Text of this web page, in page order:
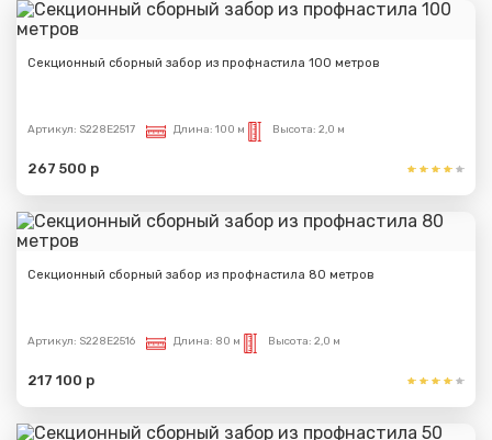
Секционный сборный забор из профнастила 100 метров
Артикул: S228E2517 Длина: 100 м Высота: 2,0 м
267 500 р
Секционный сборный забор из профнастила 80 метров
Артикул: S228E2516 Длина: 80 м Высота: 2,0 м
217 100 р